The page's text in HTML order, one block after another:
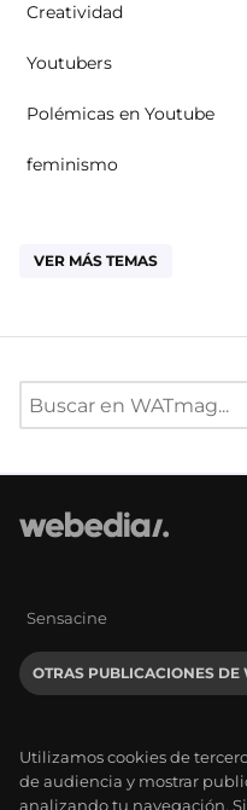
Creatividad
Youtubers
Polémicas en Youtube
feminismo
VER MÁS TEMAS
Sensacine
OTRAS PUBLICACIONES DE
Utilizamos cookies de
de audiencia y mostrar
analizando tu navegación.